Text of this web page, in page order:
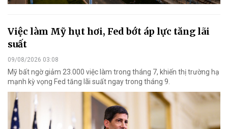
Việc làm Mỹ hụt hơi, Fed bớt áp lực tăng lãi
suất
09/08/2026 03:08
Mỹ bất ngờ giảm 23.000 việc làm trong tháng 7, khiến thị trường hạ
mạnh kỳ vọng Fed tăng lãi suất ngay trong tháng 9.